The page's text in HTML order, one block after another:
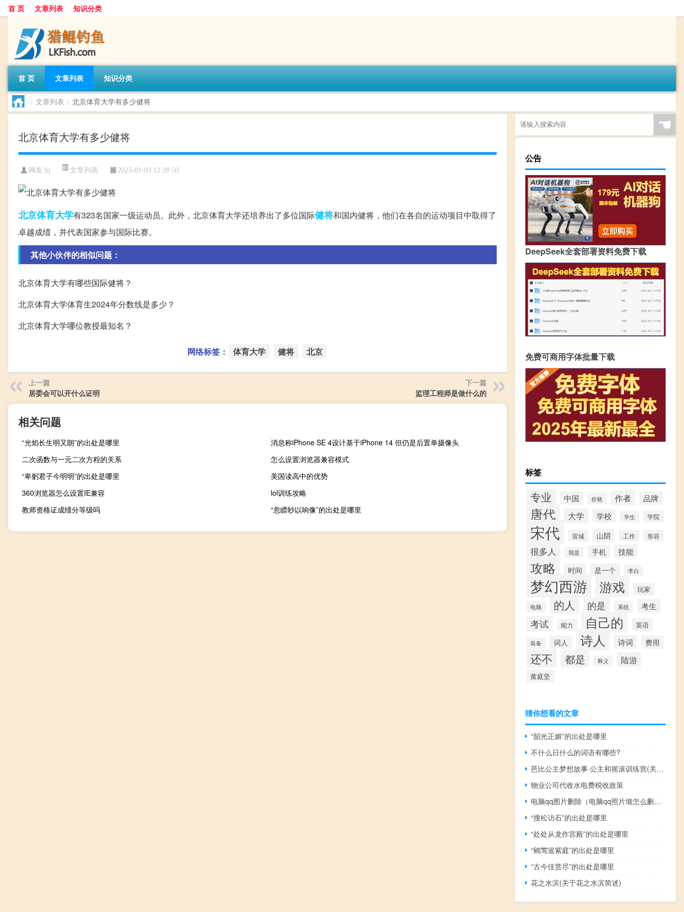
首 页 文章列表 知识分类
首 页 文章列表 知识分类
> 文章列表 > 北京体育大学有多少健将
北京体育大学有多少健将
网友:bj 文章列表 2025-01-03 12:28:50
北京体育大学有323名国家一级运动员。此外，北京体育大学还培养出了多位国际健将和国内健将，他们在各自的运动项目中取得了
卓越成绩，并代表国家参与国际比赛。
其他小伙伴的相似问题：
北京体育大学有哪些国际健将？
北京体育大学体育生2024年分数线是多少？
北京体育大学哪位教授最知名？
网络标签： 体育大学 健将 北京
上一篇
居委会可以开什么证明
下一篇
监理工程师是做什么的
相关问题
“光焰长生明又朗”的出处是哪里
消息称iPhone SE 4设计基于iPhone 14 但仍是后置单摄像头
二次函数与一元二次方程的关系
怎么设置浏览器兼容模式
“卑躬君子今明明”的出处是哪里
美国读高中的优势
360浏览器怎么设置IE兼容
lol训练攻略
教师资格证成绩分等级吗
“忽瞟眇以响像”的出处是哪里
☚
公告
DeepSeek全套部署资料免费下载
免费可商用字体批量下载
标签
专业 中国 价格 作者 品牌
唐代 大学 学校 学生 学院
宋代 宣城 山阴 工作 形容
很多人 我是 手机 技能
攻略 时间 是一个 李白
梦幻西游 游戏 玩家
电脑 的人 的是 系统 考生
考试 能力 自己的 英语
装备 词人 诗人 诗词 费用
还不 都是 释义 陆游
黄庭坚
猜你想看的文章
“韶光正媚”的出处是哪里
不什么日什么的词语有哪些?
芭比公主梦想故事·公主和摇滚训练营(关于芭比公主梦想故事·公主和摇滚训练营简述)
物业公司代收水电费税收政策
电脑qq图片删除（电脑qq照片墙怎么删除）
“搜松访石”的出处是哪里
“处处从龙作宫殿”的出处是哪里
“鵷莺簉紫庭”的出处是哪里
“古今佳赏尽”的出处是哪里
花之水滨(关于花之水滨简述)